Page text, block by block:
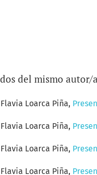
del mismo autor/a
Loarca Piña,
Loarca Piña,
Loarca Piña,
Loarca Piña,